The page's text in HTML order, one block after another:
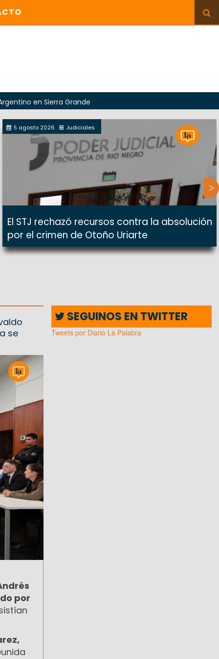
Grande
5 agosto 2026 Judiciales
El STJ rechazó recursos contra la absolución
por el crimen de Otoño Uriarte
se
por
SEGUINOS EN TWITTER
Tweets por Diario La Palabra